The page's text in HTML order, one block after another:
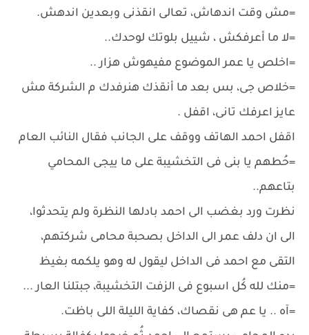
=مش وقت اندهاش، تعالى انقذنى وبعدين اندهش.
=لا ما أعرفكش ، شييل بلوتك لوحدك..
=اخلص يا عمر الموضوع مفيهوش هزار ..
=خلاص جى، بس بعد ما أنقذك هنرفدك م الشركة مش
عايز اعرفك تانى، اقفل .
اقفل احمد الهاتف ووقف على الجانب فقال النائب العام
=حُطهم يا بنى فى التخشيبة على ما ييجى المحامي
بتاعهم..
نظرت ورد بغضب الى احمد بادلها النظرة ولم يتحدثوا،
الى ان دلف عمر الى الداخل بصحبة محامى شركتهم،
التقى مع احمد فى الداخل ليقول له وهو يلكمه بغيظ
=منك لله كُل اسبوع فى الزفت التخشيبة، جبتلنا العار ...
=آه .. يا عم هى نقصاك، كفاية الليلة اللى باظت.